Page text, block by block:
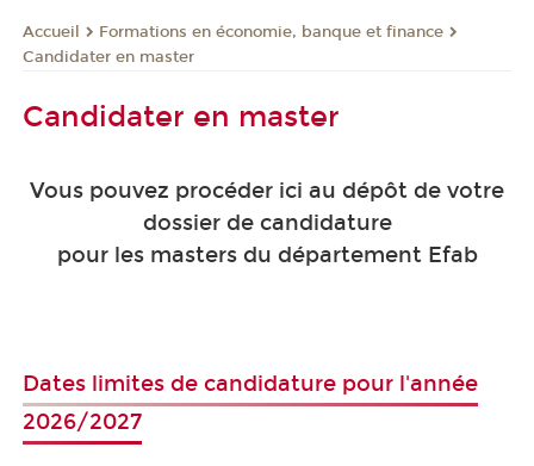
Accueil
Formations en économie, banque et finance
Candidater en master
Candidater en master
Vous pouvez procéder ici au dépôt de votre
dossier de candidature
pour les masters du département Efab
Dates limites de candidature pour l'année
2026/2027